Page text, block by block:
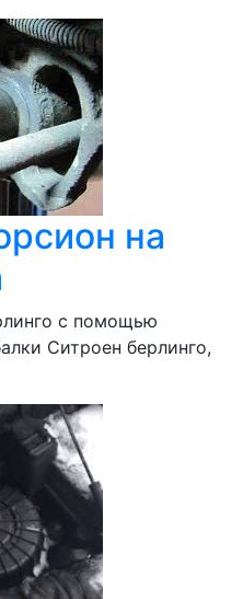
на
с помощью
Ситроен берлинго,